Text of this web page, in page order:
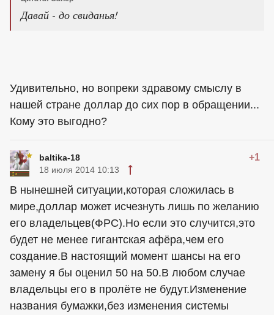
Давай - до свиданья!
Удивительно, но вопреки здравому смыслу в
нашей стране доллар до сих пор в обращении...
Кому это выгодно?
baltika-18 +1
18 июля 2014 10:13
В нынешней ситуации,которая сложилась в
мире,доллар может исчезнуть лишь по желанию
его владельцев(ФРС).Но если это случится,это
будет не менее гигантская афёра,чем его
создание.В настоящий момент шансы на его
замену я бы оценил 50 на 50.В любом случае
владельцы его в пролёте не будут.Изменение
названия бумажки,без изменения системы